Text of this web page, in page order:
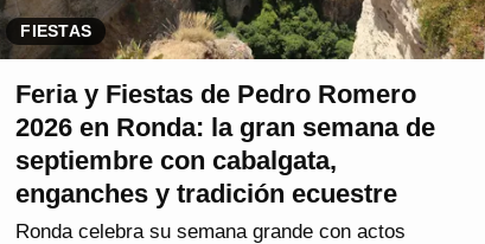
FIESTAS
Feria y Fiestas de Pedro Romero
2026 en Ronda: la gran semana de
septiembre con cabalgata,
enganches y tradición ecuestre
Ronda celebra su semana grande con actos